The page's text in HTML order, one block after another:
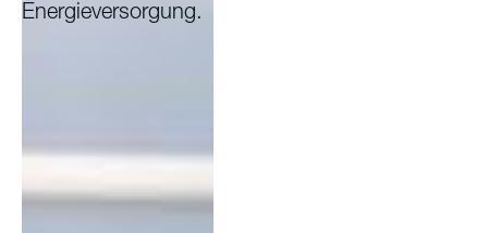
Energieversorgung.